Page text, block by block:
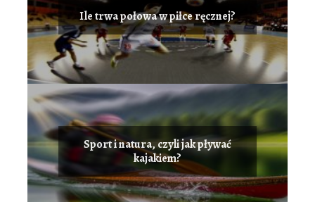
Ile trwa połowa w piłce ręcznej?
Sport i natura, czyli jak pływać
kajakiem?